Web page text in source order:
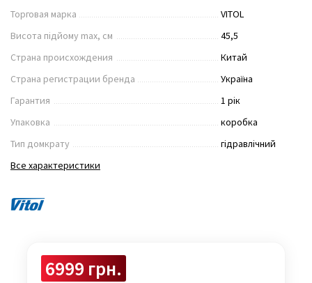
Торговая марка
VITOL
Висота підйому max, см
45,5
Страна происхождения
Китай
Страна регистрации бренда
Україна
Гарантия
1 рік
Упаковка
коробка
Тип домкрату
гідравлічний
Все характеристики
6999 грн.